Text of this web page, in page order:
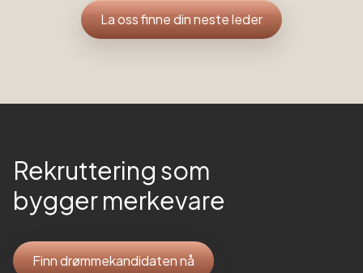
La oss finne din neste leder
Rekruttering som
bygger merkevare
Finn drømmekandidaten nå